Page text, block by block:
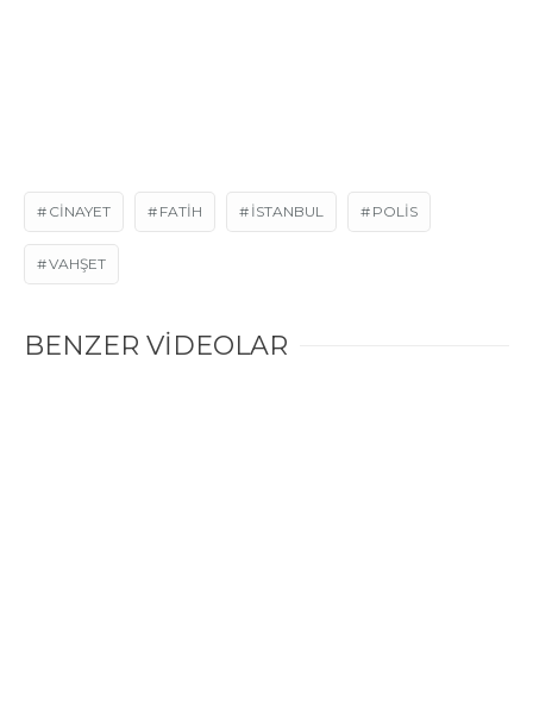
CINAYET FATIH ISTANBUL POLIS
VAHŞET
BENZER VİDEOLAR